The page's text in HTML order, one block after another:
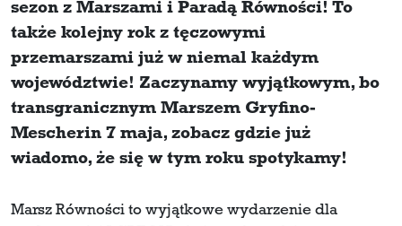
sezon z Marszami i Paradą Równości! To
także kolejny rok z tęczowymi
przemarszami już w niemal każdym
województwie! Zaczynamy wyjątkowym, bo
transgranicznym Marszem Gryfino-
Mescherin 7 maja, zobacz gdzie już
wiadomo, że się w tym roku spotykamy!
Marsz Równości to wyjątkowe wydarzenie dla